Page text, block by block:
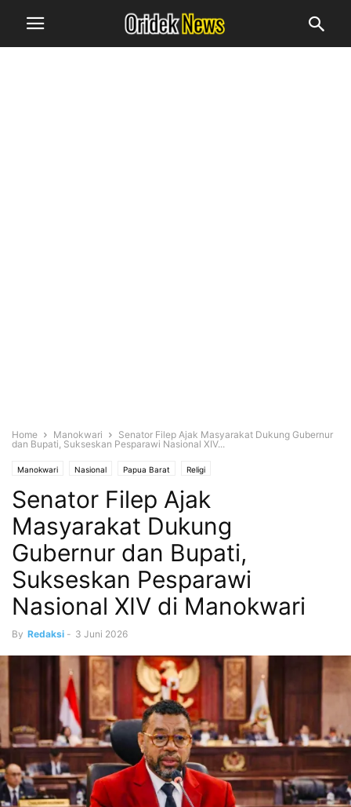
Home Manokwari
Senator Filep Ajak Masyarakat Dukung Gubernur
dan Bupati, Sukseskan Pesparawi Nasional XIV...
Manokwari Nasional Papua Barat Religi
Senator Filep Ajak
Masyarakat Dukung
Gubernur dan Bupati,
Sukseskan Pesparawi
Nasional XIV di Manokwari
By Redaksi - 3 Juni 2026